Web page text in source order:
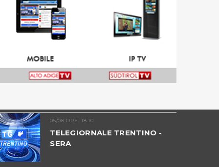
05/08 ORE: 18.10
TELEGIORNALE TRENTINO -
SERA